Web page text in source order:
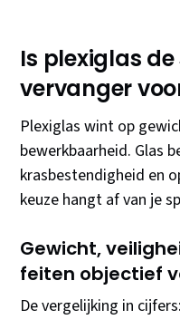
Is plexiglas
vervanger
Plexiglas wint op
bewerkbaarheid. Glas
krasbestendigheid en
keuze hangt af van je
Gewicht,
feiten objectief
De vergelijking in cijfers: